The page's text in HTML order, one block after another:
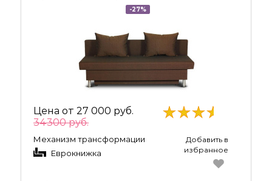
-27%
Цена от 27 000 руб.
34300 руб.
Механизм трансформации
Еврокнижка
Добавить в
избранное